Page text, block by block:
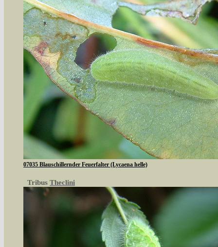
07035 Blauschillernder Feuerfalter (Lycaena helle)
Tribus Theclini